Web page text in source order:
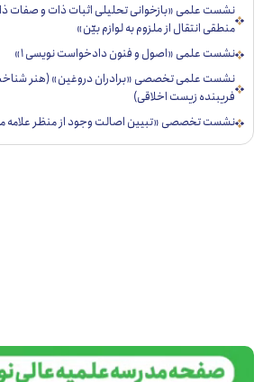
علمی «بازخوانی تحليلی اثبات ذات و صفات ذاتي خدا
انتقال از ملزوم به لوازم بيّن»
علمی «اصول و فنون دادخواست نویسی ۱»
علمی تخصصی «برادران دروغین» (هنر شناخت و
زیست اخلاقی)
تخصصی «تبيين اصالت وجود از منظر علامه مصباح